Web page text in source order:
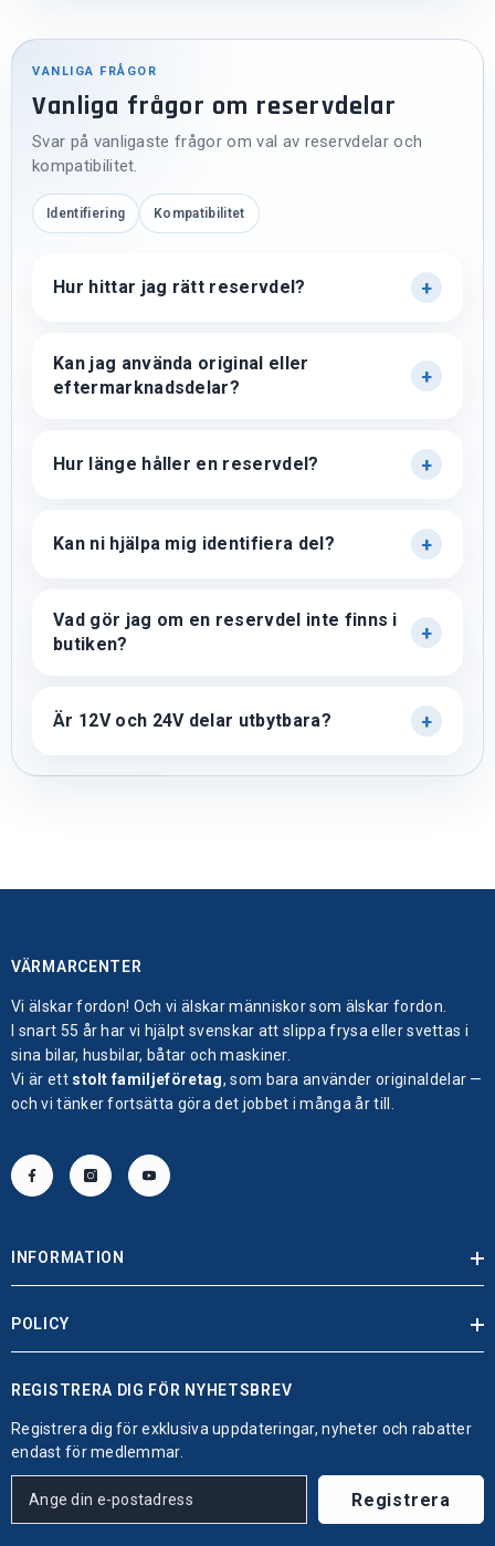
VANLIGA FRÅGOR
Vanliga frågor om reservdelar
Svar på vanligaste frågor om val av reservdelar och
kompatibilitet.
Identifiering Kompatibilitet
Hur hittar jag rätt reservdel?
Kan jag använda original eller
eftermarknadsdelar?
Hur länge håller en reservdel?
Kan ni hjälpa mig identifiera del?
Vad gör jag om en reservdel inte finns i
butiken?
Är 12V och 24V delar utbytbara?
VÄRMARCENTER
Vi älskar fordon! Och vi älskar människor som älskar fordon.
I snart 55 år har vi hjälpt svenskar att slippa frysa eller svettas i
sina bilar, husbilar, båtar och maskiner.
Vi är ett stolt familjeföretag, som bara använder originaldelar —
och vi tänker fortsätta göra det jobbet i många år till.
INFORMATION
POLICY
REGISTRERA DIG FÖR NYHETSBREV
Registrera dig för exklusiva uppdateringar, nyheter och rabatter
endast för medlemmar.
Registrera